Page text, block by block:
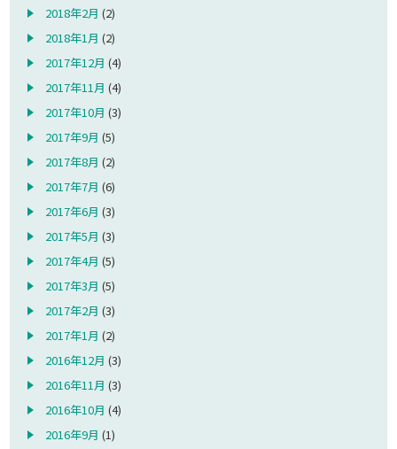
2018年2月 (2)
2018年1月 (2)
2017年12月 (4)
2017年11月 (4)
2017年10月 (3)
2017年9月 (5)
2017年8月 (2)
2017年7月 (6)
2017年6月 (3)
2017年5月 (3)
2017年4月 (5)
2017年3月 (5)
2017年2月 (3)
2017年1月 (2)
2016年12月 (3)
2016年11月 (3)
2016年10月 (4)
2016年9月 (1)